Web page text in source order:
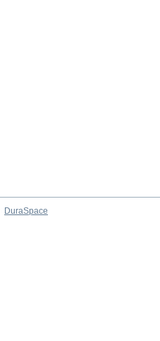
DuraSpace